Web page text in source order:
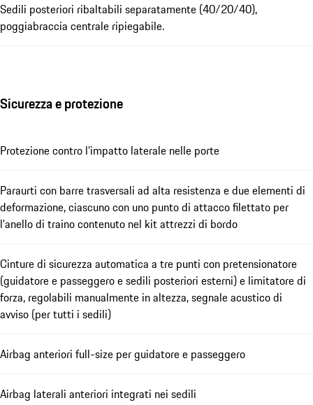
Sedili posteriori ribaltabili separatamente (40/20/40),
poggiabraccia centrale ripiegabile.
Sicurezza e protezione
Protezione contro l’impatto laterale nelle porte
Paraurti con barre trasversali ad alta resistenza e due elementi di
deformazione, ciascuno con uno punto di attacco filettato per
l'anello di traino contenuto nel kit attrezzi di bordo
Cinture di sicurezza automatica a tre punti con pretensionatore
(guidatore e passeggero e sedili posteriori esterni) e limitatore di
forza, regolabili manualmente in altezza, segnale acustico di
avviso (per tutti i sedili)
Airbag anteriori full-size per guidatore e passeggero
Airbag laterali anteriori integrati nei sedili